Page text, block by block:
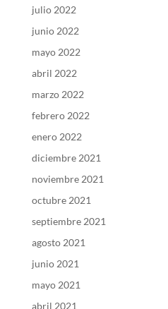
julio 2022
junio 2022
mayo 2022
abril 2022
marzo 2022
febrero 2022
enero 2022
diciembre 2021
noviembre 2021
octubre 2021
septiembre 2021
agosto 2021
junio 2021
mayo 2021
abril 2021